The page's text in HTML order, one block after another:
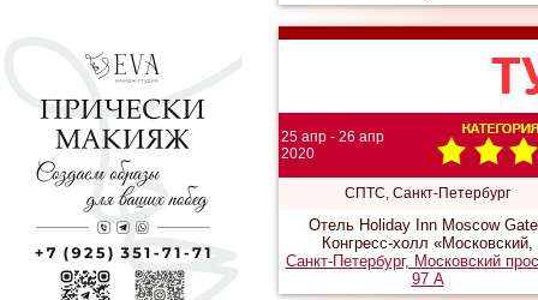
25 апр - 26 апр
2020
СПТС, Санкт-Петербург
Отель Holiday Inn Moscow
Конгресс-холл «Московский,
Санкт-Петербург, Московский
97 А